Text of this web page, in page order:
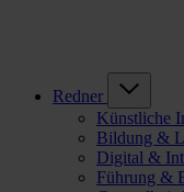
Redner
Künstliche
Bildung &
Digital &
Führung &